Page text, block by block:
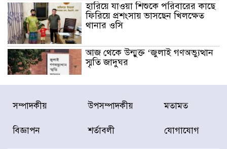
হারিয়ে যাওয়া শিশুকে পরিবারের কাছে
ফিরিয়ে প্রশংসায় ভাসছেন খিলক্ষেত
থানার ওসি
আজ থেকে উন্মুক্ত ‘জুলাই গণঅভ্যুত্থান
স্মৃতি জাদুঘর
রাজধানীর উত্তরা আঞ্চলিক পাসপোর্ট
অফিসের সামনে দালাল চক্রের ১৩ জন
করেছে র‌্যাব-১
সম্পাদকীয় উপসম্পাদকীয় মতামত
বিজ্ঞাপন শর্তাবলী যোগাযোগ